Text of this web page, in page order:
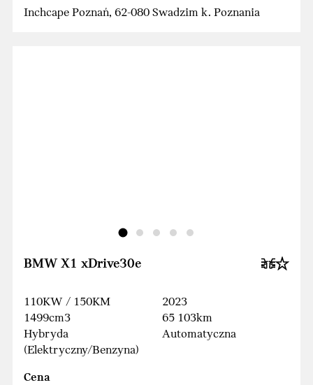
Inchcape Poznań, 62-080 Swadzim k. Poznania
BMW X1 xDrive30e
110KW / 150KM
1499cm3
Hybryda
(Elektryczny/Benzyna)
2023
65 103km
Automatyczna
Cena